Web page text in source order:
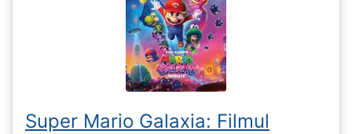
Super Mario Galaxia: Filmul